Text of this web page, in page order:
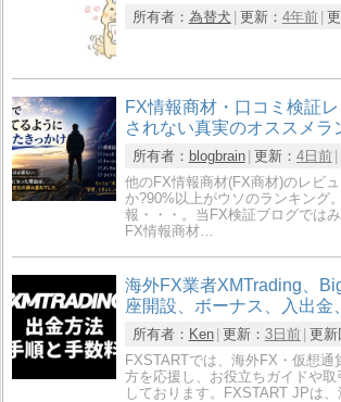
所有者： 為替犬 更新： 4年前
FX情報商材・口コミ検証
されない真実のオススメラ
所有者： blogbrain 更新： 4日前
他のFX情報商材(FX商材)のレビ
か?90%以上がウソのランキング
報・・・。当FX検証ブログでは
FX情報商材…
海外FX業者XMTrading、
座開設、ボーナス、入出金
所有者： Ken 更新： 3日前 更新
FXSTARTでは、海外FX・仮想通
方を応援し、お役立ちガイドや
しております。FXSTART JPは